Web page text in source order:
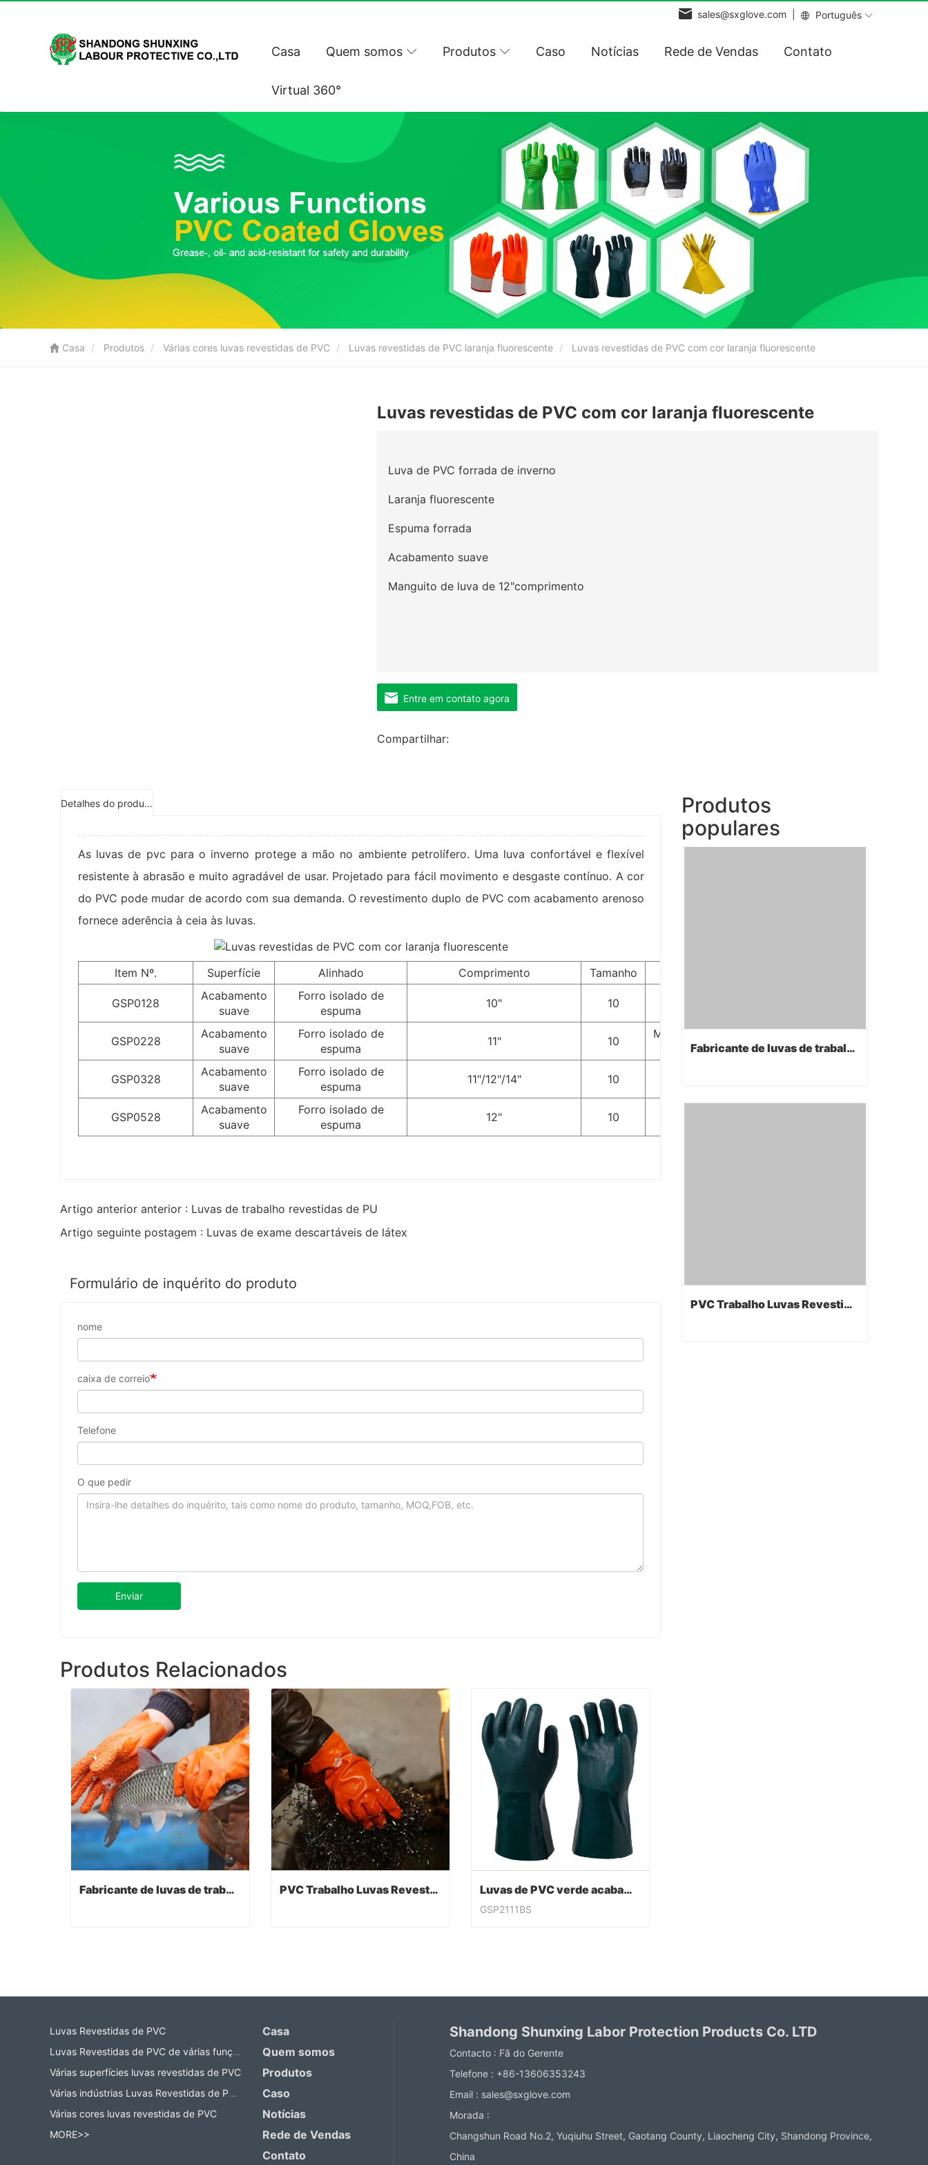
Português
sales@sxglove.com |
Casa Quem somos Produtos Caso Notícias Rede de Vendas Contato
Virtual 360°
Casa Produtos Várias cores luvas revestidas de PVC Luvas revestidas de PVC laranja fluorescente Luvas revestidas de PVC com cor laranja fluorescente
Luvas revestidas de PVC com cor laranja fluorescente
Luva de PVC forrada de inverno
Laranja fluorescente
Espuma forrada
Acabamento suave
Manguito de luva de 12"comprimento
Entre em contato agora
Compartilhar:
Detalhes do produto
As luvas de pvc para o inverno protege a mão no ambiente petrolífero. Uma luva confortável e flexível
resistente à abrasão e muito agradável de usar. Projetado para fácil movimento e desgaste contínuo. A cor
do PVC pode mudar de acordo com sua demanda. O revestimento duplo de PVC com acabamento arenoso
fornece aderência à ceia às luvas.
Item Nº. Superfície Alinhado Comprimento Tamanho
GSP0128
Acabamento
suave
Forro isolado de
espuma
10" 10
GSP0228
Acabamento
suave
Forro isolado de
espuma
11" 10
Manguito de
segurança
GSP0328
Acabamento
suave
Forro isolado de
espuma
11"/12"/14" 10
GSP0528
Acabamento
suave
Forro isolado de
espuma
12" 10
Artigo anterior anterior : Luvas de trabalho revestidas de PU
Artigo seguinte postagem : Luvas de exame descartáveis de látex
Formulário de inquérito do produto
nome
caixa de correio
Telefone
O que pedir
Enviar
Produtos Relacionados
Fabricante de luvas de trabalho PVC Trabalho Luvas Revestidas Luvas de PVC verde acabamento arenoso
GSP2111BS
Produtos
populares
Fabricante de luvas de trabalho
Fabricante de luvas de trabalho
PVC Trabalho Luvas Revestidas
Luvas Revestidas de PVC
Luvas Revestidas de PVC de várias funções
Várias superfícies luvas revestidas de PVC
Várias indústrias Luvas Revestidas de PVC
Várias cores luvas revestidas de PVC
MORE>>
Casa
Quem somos
Produtos
Caso
Notícias
Rede de Vendas
Contato
Shandong Shunxing Labor Protection Products Co. LTD
Contacto : Fã do Gerente
Telefone : +86-13606353243
Email : sales@sxglove.com
Morada :
Changshun Road No.2, Yuqiuhu Street, Gaotang County, Liaocheng City, Shandong Province,
China